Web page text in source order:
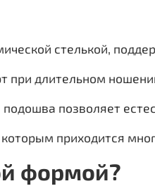
стелькой,
длительном
подошва позволяет
приходится
формой?